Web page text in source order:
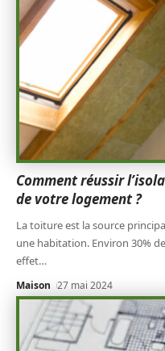
Comment réussir
de votre logement ?
La toiture est la source
une habitation. Environ 30%
effet…
Maison 27 mai 2024